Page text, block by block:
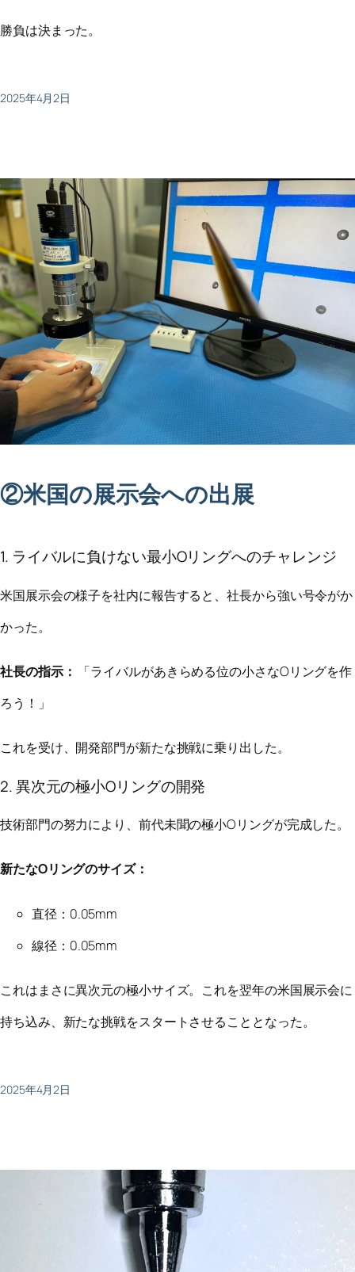
勝負は決まった。
2025年4月2日
②米国の展示会への出展
1. ライバルに負けない最小Oリングへのチャレンジ
米国展示会の様子を社内に報告すると、社長から強い号令がか
かった。
社長の指示：
「ライバルがあきらめる位の小さなOリングを作
ろう！」
これを受け、開発部門が新たな挑戦に乗り出した。
2. 異次元の極小Oリングの開発
技術部門の努力により、前代未聞の極小Oリングが完成した。
新たなOリングのサイズ：
直径：0.05mm
線径：0.05mm
これはまさに異次元の極小サイズ。これを翌年の米国展示会に
持ち込み、新たな挑戦をスタートさせることとなった。
2025年4月2日